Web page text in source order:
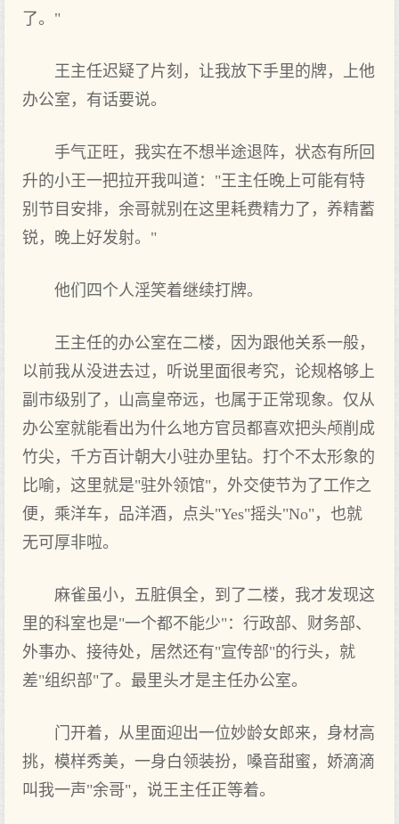
了。"
王主任迟疑了片刻，让我放下手里的牌，上他
办公室，有话要说。
手气正旺，我实在不想半途退阵，状态有所回
升的小王一把拉开我叫道："王主任晚上可能有特
别节目安排，余哥就别在这里耗费精力了，养精蓄
锐，晚上好发射。"
他们四个人淫笑着继续打牌。
王主任的办公室在二楼，因为跟他关系一般，
以前我从没进去过，听说里面很考究，论规格够上
副市级别了，山高皇帝远，也属于正常现象。仅从
办公室就能看出为什么地方官员都喜欢把头颅削成
竹尖，千方百计朝大小驻办里钻。打个不太形象的
比喻，这里就是"驻外领馆"，外交使节为了工作之
便，乘洋车，品洋酒，点头"Yes"摇头"No"，也就
无可厚非啦。
麻雀虽小，五脏俱全，到了二楼，我才发现这
里的科室也是"一个都不能少"：行政部、财务部、
外事办、接待处，居然还有"宣传部"的行头，就
差"组织部"了。最里头才是主任办公室。
门开着，从里面迎出一位妙龄女郎来，身材高
挑，模样秀美，一身白领装扮，嗓音甜蜜，娇滴滴
叫我一声"余哥"，说王主任正等着。